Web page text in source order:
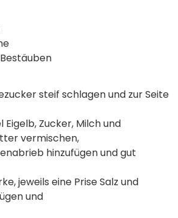
steif schlagen und zur Seite
Eigelb, Zucker, Milch und
vermischen,
hinzufügen und gut
jeweils eine Prise Salz und
und